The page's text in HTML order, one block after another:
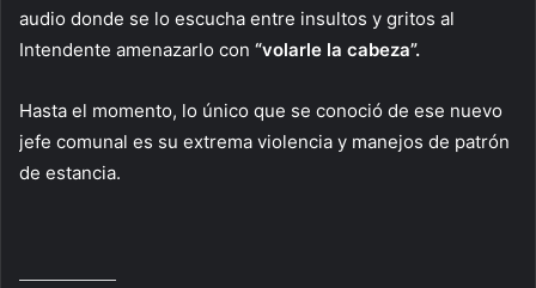
audio donde se lo escucha entre insultos y gritos al
Intendente amenazarlo con “volarle la cabeza”.
Hasta el momento, lo único que se conoció de ese nuevo
jefe comunal es su extrema violencia y manejos de patrón
de estancia.